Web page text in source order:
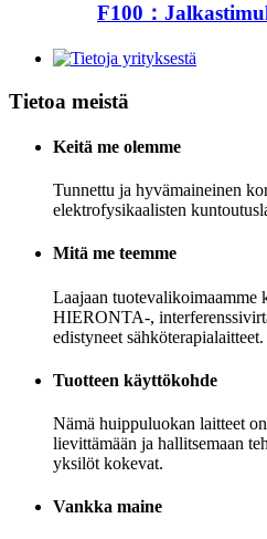
F100：
Tietoa meistä
Keitä me olemme
Tunnettu ja hyvämaineinen
elektrofysikaalisten
Mitä me teemme
Laajaan
HIERONTA-,
edistyneet sähköterapialaitteet.
Tuotteen käyttökohde
Nämä huippuluokan laitteet
lievittämään ja hallitsemaan
yksilöt kokevat.
Vankka maine